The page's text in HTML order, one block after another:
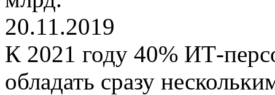
20.11.2019
К 2021 году 40% ИТ-
обладать сразу